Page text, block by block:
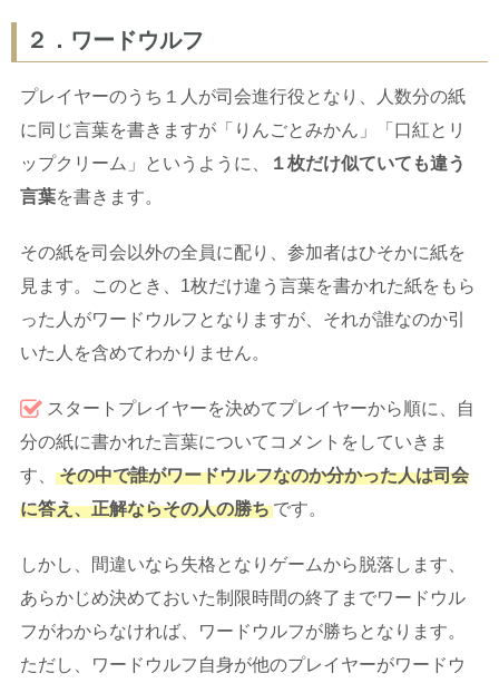
２．ワードウルフ
プレイヤーのうち１人が司会進行役となり、人数分の紙
に同じ言葉を書きますが「りんごとみかん」「口紅とリ
ップクリーム」というように、
１枚だけ似ていても違う
言葉を書きます。
その紙を司会以外の全員に配り、参加者はひそかに紙を
見ます。このとき、1枚だけ違う言葉を書かれた紙をもら
った人がワードウルフとなりますが、それが誰なのか引
いた人を含めてわかりません。
スタートプレイヤーを決めてプレイヤーから順に、自
分の紙に書かれた言葉についてコメントをしていきま
す、
その中で誰がワードウルフなのか分かった人は司会
に答え、正解ならその人の勝ち です。
しかし、間違いなら失格となりゲームから脱落します、
あらかじめ決めておいた制限時間の終了までワードウル
フがわからなければ、ワードウルフが勝ちとなります。
ただし、ワードウルフ自身が他のプレイヤーがワードウ